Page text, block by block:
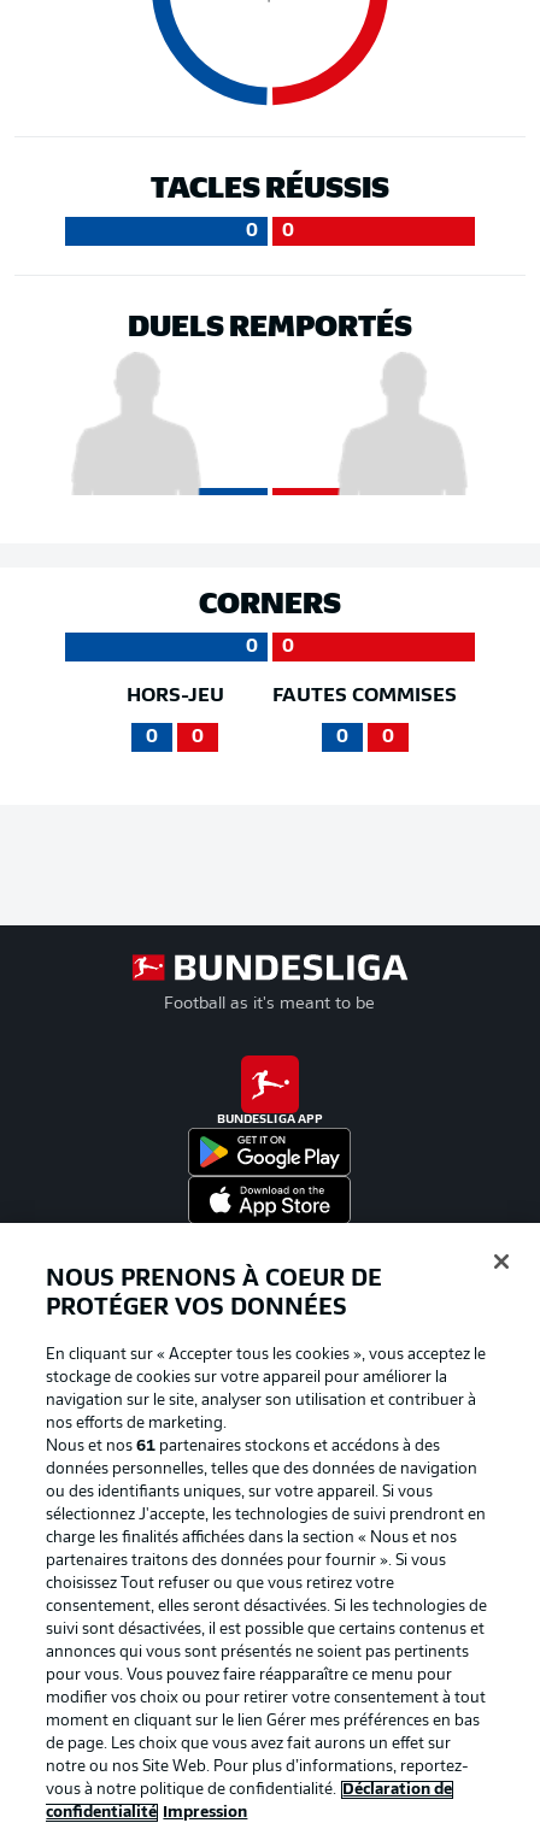
TACLES RÉUSSIS
0 0
DUELS REMPORTÉS
CORNERS
0 0
HORS-JEU
0 0
FAUTES COMMISES
0 0
Football as it's meant to be
BUNDESLIGA APP
La publicité Conditions d’utilisation des
Mentions Légales Gérer mes préférences
Déclaration de
confidentialité
Diffuseurs
Travaux Contact
Impression Joueurs
NOUS PRENONS À COEUR DE
PROTÉGER VOS DONNÉES
En cliquant sur « Accepter tous les cookies », vous acceptez le
stockage de cookies sur votre appareil pour améliorer la
navigation sur le site, analyser son utilisation et contribuer à
nos efforts de marketing.
Nous et nos61 partenaires stockons et accédons à des
données personnelles, telles que des données de navigation
ou des identifiants uniques, sur votre appareil. Si vous
sélectionnez J'accepte, les technologies de suivi prendront en
charge les finalités affichées dans la section « Nous et nos
partenaires traitons des données pour fournir ». Si vous
choisissez Tout refuser ou que vous retirez votre
consentement, elles seront désactivées. Si les technologies de
suivi sont désactivées, il est possible que certains contenus et
annonces qui vous sont présentés ne soient pas pertinents
pour vous. Vous pouvez faire réapparaître ce menu pour
modifier vos choix ou pour retirer votre consentement à tout
moment en cliquant sur le lien Gérer mes préférences en bas
de page. Les choix que vous avez fait aurons un effet sur
notre ou nos Site Web. Pour plus d’informations, reportez-
vous à notre politique de confidentialité.
Déclaration de
confidentialité
Impression